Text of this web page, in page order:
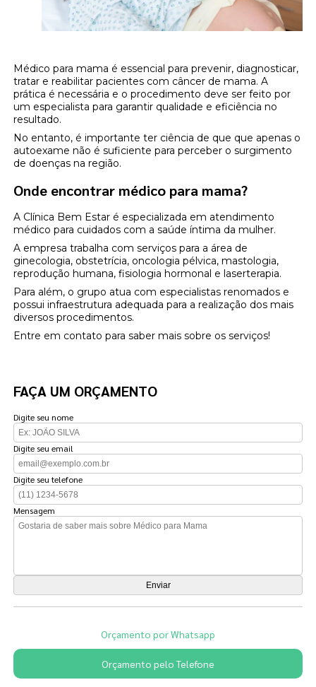
Médico para mama é essencial para prevenir, diagnosticar,
tratar e reabilitar pacientes com câncer de mama. A
prática é necessária e o procedimento deve ser feito por
um especialista para garantir qualidade e eficiência no
resultado.
No entanto, é importante ter ciência de que que apenas o
autoexame não é suficiente para perceber o surgimento
de doenças na região.
Onde encontrar médico para mama?
A Clínica Bem Estar é especializada em atendimento
médico para cuidados com a saúde íntima da mulher.
A empresa trabalha com serviços para a área de
ginecologia, obstetrícia, oncologia pélvica, mastologia,
reprodução humana, fisiologia hormonal e laserterapia.
Para além, o grupo atua com especialistas renomados e
possui infraestrutura adequada para a realização dos mais
diversos procedimentos.
Entre em contato para saber mais sobre os serviços!
FAÇA UM ORÇAMENTO
Digite seu nome
Digite seu email
Digite seu telefone
Mensagem
Orçamento por Whatsapp
Orçamento pelo Telefone